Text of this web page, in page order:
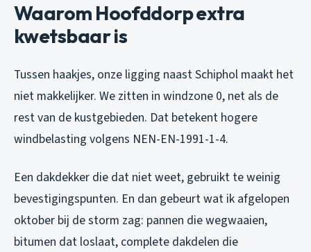
Waarom Hoofddorp extra
kwetsbaar is
Tussen haakjes, onze ligging naast Schiphol maakt het
niet makkelijker. We zitten in windzone 0, net als de
rest van de kustgebieden. Dat betekent hogere
windbelasting volgens NEN-EN-1991-1-4.
Een dakdekker die dat niet weet, gebruikt te weinig
bevestigingspunten. En dan gebeurt wat ik afgelopen
oktober bij de storm zag: pannen die wegwaaien,
bitumen dat loslaat, complete dakdelen die